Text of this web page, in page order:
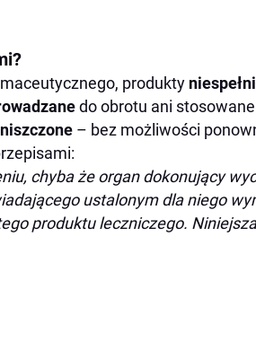
produkty
do obrotu ani
– bez możliwości
chyba że organ dokonujący
ustalonym dla niego
produktu leczniczego.